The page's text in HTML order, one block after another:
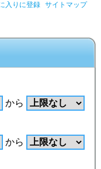
入りに登録 サイトマップ
から
から